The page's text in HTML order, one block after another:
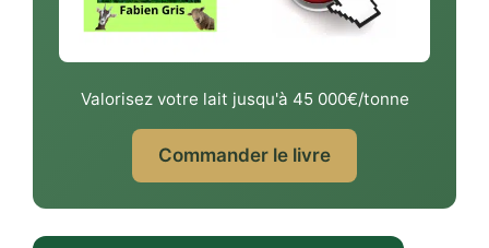
Valorisez votre lait jusqu'à 45 000€/tonne
Commander le livre